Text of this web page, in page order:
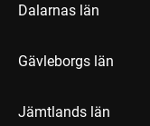
Dalarnas län
Gävleborgs län
Jämtlands län